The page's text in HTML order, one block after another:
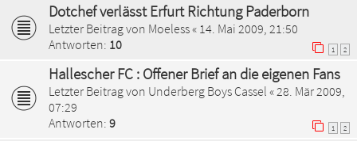
Dotchef verlässt Erfurt Richtung Paderborn
Letzter Beitrag von Moeless« 14. Mai 2009, 21:50
Antworten: 10 1 2
Hallescher FC : Offener Brief an die eigenen Fans
Letzter Beitrag von Underberg Boys Cassel « 28. Mär 2009,
07:29
Antworten: 9 1 2